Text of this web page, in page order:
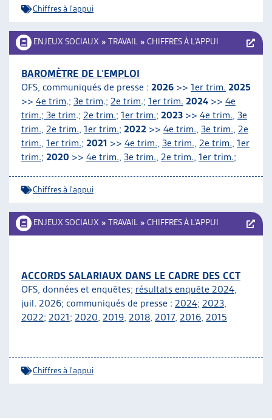
Chiffres à l'appui
ENJEUX SOCIAUX » TRAVAIL » CHIFFRES À L’APPUI
BAROMÈTRE DE L’EMPLOI
OFS, communiqués de presse : 2026 >> 1er trim. 2025
>> 4e trim.; 3e trim.; 2e trim.; 1er trim. 2024 >> 4e
trim.; 3e trim.; 2e trim.; 1er trim.; 2023 >> 4e trim., 3e
trim., 2e trim., 1er trim.; 2022 >> 4e trim., 3e trim., 2e
trim., 1er trim.; 2021 >> 4e trim., 3e trim., 2e trim., 1er
trim.; 2020 >> 4e trim., 3e trim., 2e trim., 1er trim.;
Chiffres à l'appui
ENJEUX SOCIAUX » TRAVAIL » CHIFFRES À L’APPUI
ACCORDS SALARIAUX DANS LE CADRE DES CCT
OFS, données et enquêtes; résultats enquête 2024
juil. 2026; communiqués de presse : 2024; 2023
2022; 2021; 2020 2019 2018 2017, 2016 2015
Chiffres à l'appui